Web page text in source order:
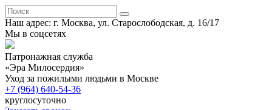
Наш адрес: г. Москва, ул. Старослободская, д. 16/17
Мы в соцсетях
Патронажная служба
«Эра Милосердия»
Уход за пожилыми людьми в Москве
+7 (964) 640-54-36
круглосуточно